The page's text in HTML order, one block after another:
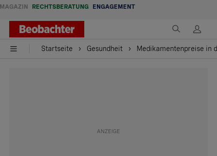
MAGAZIN RECHTSBERATUNG ENGAGEMENT
Startseite Gesundheit Medikamentenpreise in